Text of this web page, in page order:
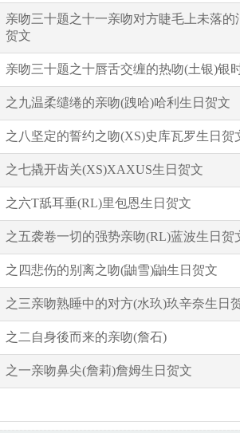
亲吻三十题之十一亲吻对方睫毛上未落的
贺文
亲吻三十题之十唇舌交缠的热吻(土银)银
之九温柔缱绻的亲吻(跩哈)哈利生日贺文
之八坚定的誓约之吻(XS)史库瓦罗生日贺
之七撬开齿关(XS)XAXUS生日贺文
之六T舐耳垂(RL)里包恩生日贺文
之五袭卷一切的强势亲吻(RL)蓝波生日贺
之四悲伤的别离之吻(鼬雪)鼬生日贺文
之三亲吻熟睡中的对方(水玖)玖辛奈生日
之二自身後而来的亲吻(詹石)
之一亲吻鼻尖(詹莉)詹姆生日贺文